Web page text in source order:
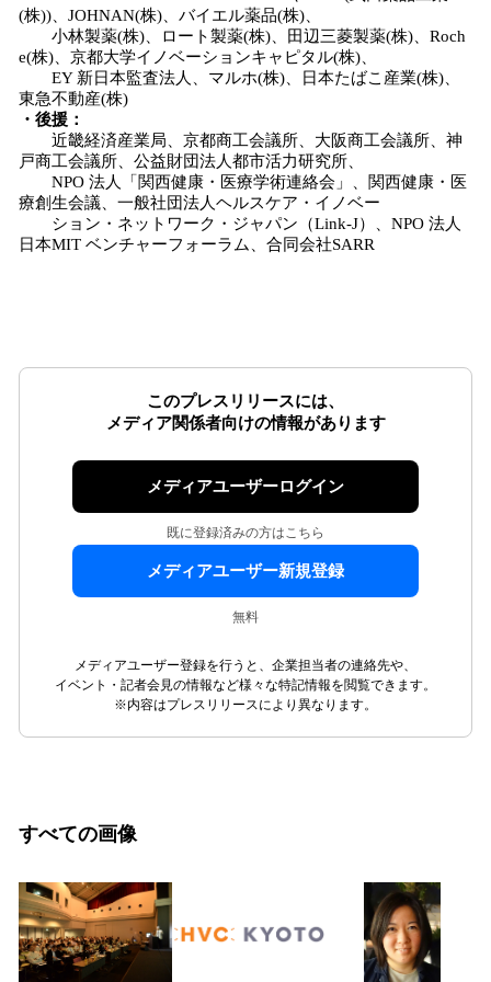
(株))、JOHNAN(株)、バイエル薬品(株)、
小林製薬(株)、ロート製薬(株)、田辺三菱製薬(株)、Roch
e(株)、京都大学イノベーションキャピタル(株)、
EY 新日本監査法人、マルホ(株)、日本たばこ産業(株)、
東急不動産(株)
・後援：
近畿経済産業局、京都商工会議所、大阪商工会議所、神
戸商工会議所、公益財団法人都市活力研究所、
NPO 法人「関西健康・医療学術連絡会」、関西健康・医
療創生会議、一般社団法人ヘルスケア・イノベー
ション・ネットワーク・ジャパン（Link-J）、NPO 法人
日本MIT ベンチャーフォーラム、合同会社SARR
このプレスリリースには、
メディア関係者向けの情報があります
メディアユーザーログイン
既に登録済みの方はこちら
メディアユーザー新規登録
無料
メディアユーザー登録を行うと、企業担当者の連絡先や、
イベント・記者会見の情報など様々な特記情報を閲覧できます。
※内容はプレスリリースにより異なります。
すべての画像